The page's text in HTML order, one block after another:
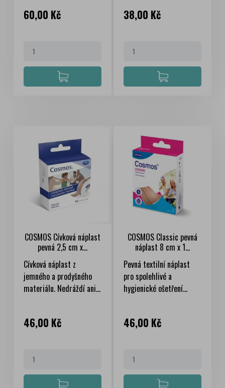
Cena
60,00 Kč Cena
38,00 Kč
COSMOS Cívková náplast
pevná 2,5 cm x...
Cívková náplast z
jemného a prodyšného
materiálu. Nedráždí ani...
Cena
46,00 Kč
COSMOS Classic pevná
náplast 8 cm x 1...
Pevná textilní náplast
pro spolehlivé a
hygienické ošetření...
Cena
46,00 Kč